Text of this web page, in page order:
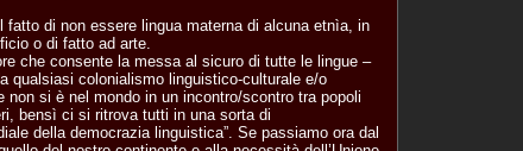
fatto di non essere lingua materna di alcuna etnìa, in
o di fatto ad arte.
che consente la messa al sicuro di tutte le lingue –
qualsiasi colonialismo linguistico-culturale e/o
non si è nel mondo in un incontro/scontro tra popoli
bensì ci si ritrova tutti in una sorta di
della democrazia linguistica”. Se passiamo ora dal